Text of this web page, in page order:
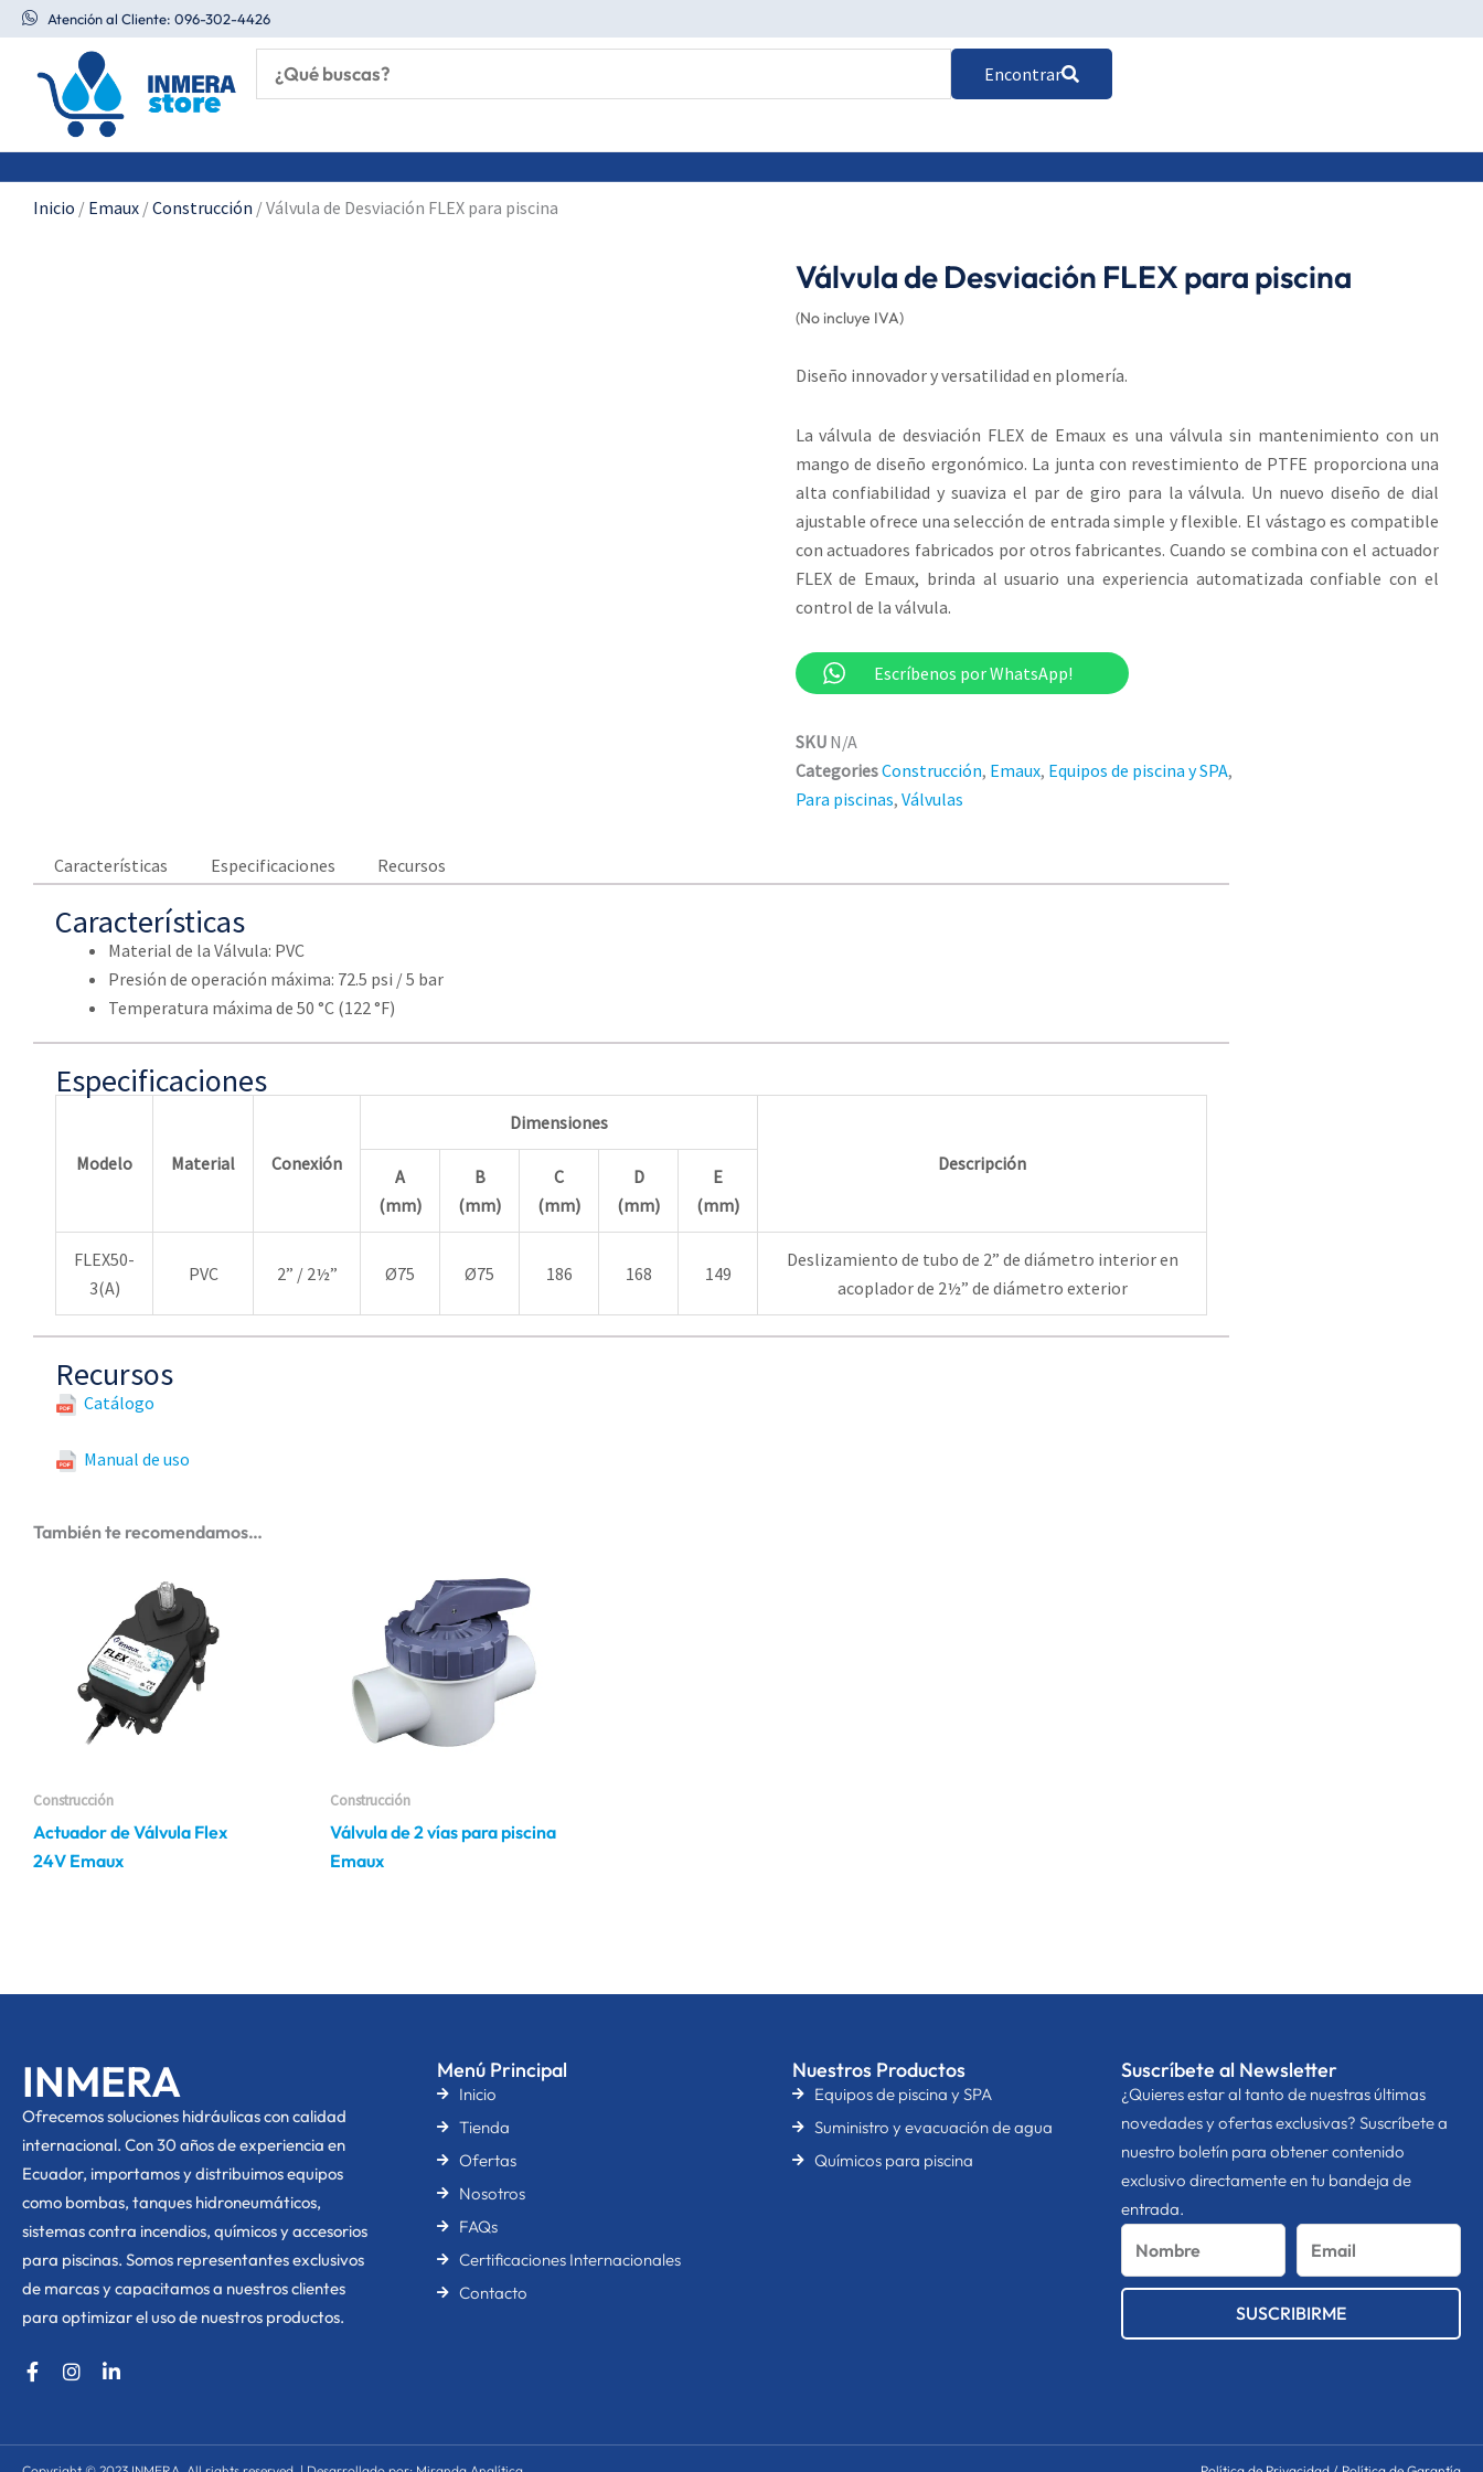
al
contenido
Atención al Cliente: 096-302-4426
Encontrar
Inicio / Emaux /Construcción / Válvula de Desviación FLEX para piscina
Válvula de Desviación FLEX para piscina
(No incluye IVA)
Diseño innovador y versatilidad en plomería.
La válvula de desviación FLEX de Emaux es una válvula sin mantenimiento con un
mango de diseño ergonómico. La junta con revestimiento de PTFE proporciona una
alta confiabilidad y suaviza el par de giro para la válvula. Un nuevo diseño de dial
ajustable ofrece una selección de entrada simple y flexible. El vástago es compatible
con actuadores fabricados por otros fabricantes. Cuando se combina con el actuador
FLEX de Emaux, brinda al usuario una experiencia automatizada confiable con el
control de la válvula.
Escríbenos por WhatsApp!
SKU N/A
CategoriesConstrucción, Emaux, Equipos de piscina y SPA,
Para piscinas, Válvulas
Características Especificaciones Recursos
Características
Material de la Válvula: PVC
Presión de operación máxima: 72.5 psi / 5 bar
Temperatura máxima de 50 °C (122 °F)
Especificaciones
Modelo Material Conexión
Dimensiones
Descripción
A
(mm)
B
(mm)
C
(mm)
D
(mm)
E
(mm)
FLEX50-
3(A)
PVC 2” / 2½” Ø75 Ø75 186 168 149
Deslizamiento de tubo de 2” de diámetro interior en
acoplador de 2½” de diámetro exterior
Recursos
Catálogo
Manual de uso
También te recomendamos…
Construcción
Actuador de Válvula Flex
24V Emaux
múltiples
variantes.
opciones
pueden
en
Construcción
Válvula de 2 vías para piscina
Emaux
múltiples
variantes.
Las
opciones
pueden
en
INMERA
Ofrecemos soluciones hidráulicas con calidad
internacional. Con 30 años de experiencia en
Ecuador, importamos y distribuimos equipos
como bombas, tanques hidroneumáticos,
sistemas contra incendios, químicos y accesorios
para piscinas. Somos representantes exclusivos
de marcas y capacitamos a nuestros clientes
para optimizar el uso de nuestros productos.
F
a
b
I
n
a
L
e
Menú Principal
Inicio
Tienda
Ofertas
Nosotros
FAQs
Certificaciones Internacionales
Contacto
Nuestros Productos
Equipos de piscina y SPA
Suministro y evacuación de agua
Químicos para piscina
Suscríbete al Newsletter
¿Quieres estar al tanto de nuestras últimas
novedades y ofertas exclusivas? Suscríbete a
nuestro boletín para obtener contenido
exclusivo directamente en tu bandeja de
entrada.
SUSCRIBIRME